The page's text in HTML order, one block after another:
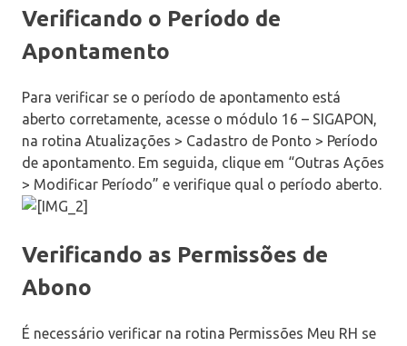
Verificando o Período de
Apontamento
Para verificar se o período de apontamento está
aberto corretamente, acesse o módulo 16 – SIGAPON,
na rotina Atualizações > Cadastro de Ponto > Período
de apontamento. Em seguida, clique em “Outras Ações
> Modificar Período” e verifique qual o período aberto.
Verificando as Permissões de
Abono
É necessário verificar na rotina Permissões Meu RH se